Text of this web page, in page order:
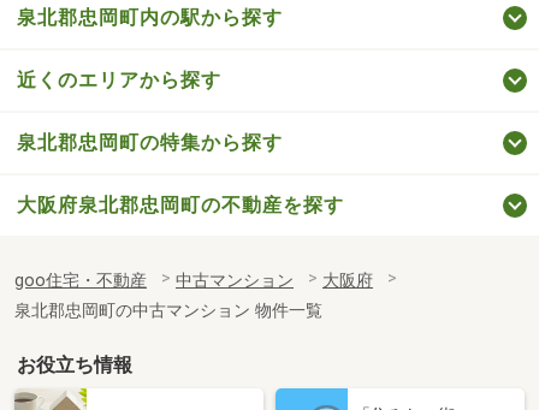
泉北郡忠岡町内の駅から探す
近くのエリアから探す
泉北郡忠岡町の特集から探す
大阪府泉北郡忠岡町の不動産を探す
goo住宅・不動産 中古マンション
大阪府
泉北郡忠岡町の中古マンション 物件一覧
お役立ち情報